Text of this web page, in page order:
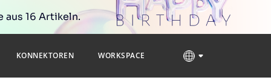
16 Artikeln.
KONNEKTOREN WORKSPACE